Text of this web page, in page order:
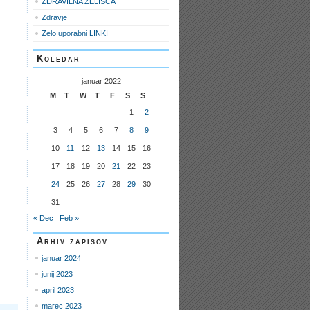
Zdravje
Zelo uporabni LINKI
Koledar
januar 2022
M
T W T F S
S
1
2
3 4 5 6 7 8 9
10 11 12 13 14 15 16
17 18 19 20 21 22 23
24 25 26 27 28 29 30
31
« Dec
Feb »
Arhiv zapisov
januar 2024
junij 2023
april 2023
marec 2023